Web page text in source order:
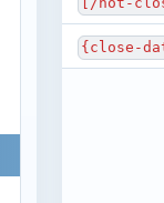
{close-